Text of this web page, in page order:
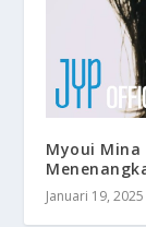
Myoui Mina
Januari 19, 2025